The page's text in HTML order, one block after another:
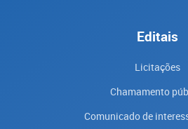
Editais
Licitações
Chamamento
Comunicado de